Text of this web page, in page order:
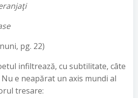
pg. 22)
infiltrează, cu subtilitate, câte
e neapărat un axis mundi al
tresare: